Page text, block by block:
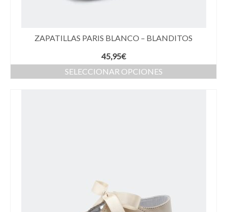
ZAPATILLAS PARIS BLANCO – BLANDITOS
45,95€
SELECCIONAR OPCIONES